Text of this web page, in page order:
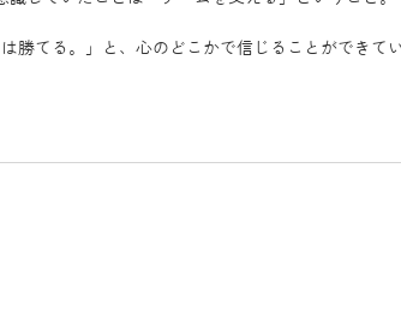
勝てる。」と、心のどこかで信じることができて